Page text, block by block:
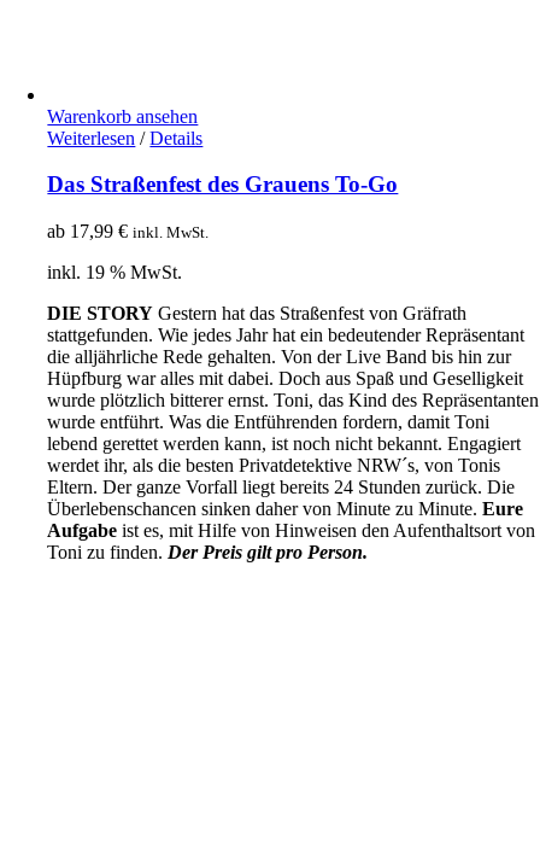
Warenkorb ansehen
Weiterlesen / Details
Das Straßenfest des Grauens To-Go
ab 17,99€ inkl. MwSt.
inkl. 19 % MwSt.
DIE STORY Gestern hat das Straßenfest von Gräfrath
stattgefunden. Wie jedes Jahr hat ein bedeutender Repräsentant
die alljährliche Rede gehalten. Von der Live Band bis hin zur
Hüpfburg war alles mit dabei. Doch aus Spaß und Geselligkeit
wurde plötzlich bitterer ernst. Toni, das Kind des Repräsentanten
wurde entführt. Was die Entführenden fordern, damit Toni
lebend gerettet werden kann, ist noch nicht bekannt. Engagiert
werdet ihr, als die besten Privatdetektive NRW´s, von Tonis
Eltern. Der ganze Vorfall liegt bereits 24 Stunden zurück. Die
Überlebenschancen sinken daher von Minute zu Minute.Eure
Aufgabe ist es, mit Hilfe von Hinweisen den Aufenthaltsort von
Toni zu finden. Der Preis gilt pro Person.